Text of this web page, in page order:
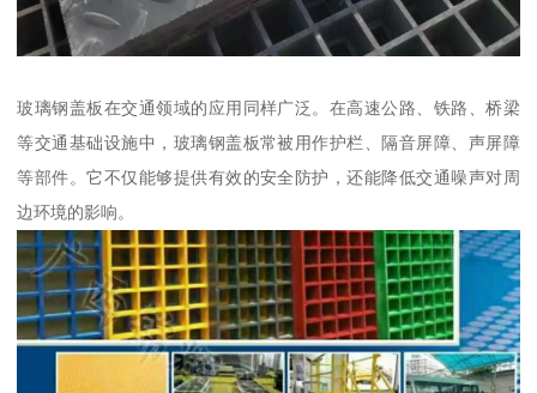
玻璃钢盖板在交通领域的应用同样广泛。在高速公路、铁路、桥梁
等交通基础设施中，玻璃钢盖板常被用作护栏、隔音屏障、声屏障
等部件。它不仅能够提供有效的安全防护，还能降低交通噪声对周
边环境的影响。